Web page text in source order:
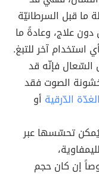
ما قبل السرطانيّة
علاج، وعادةً ما
استخدام آخر للتبغ.
فإنّه قد
الصوت فقد
الغدّة الدّرقية أو
يُمكن تحسّسها عبر
إن كان حجم